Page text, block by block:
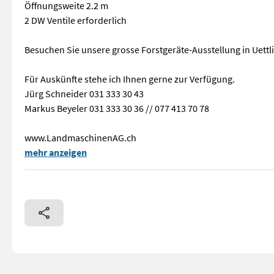
Öffnungsweite 2.2 m
2 DW Ventile erforderlich
Besuchen Sie unsere grosse Forstgeräte-Ausstellung in
Für Auskünfte stehe ich Ihnen gerne zur Verfügung.
Jürg Schneider 031 333 30 43
Markus Beyeler 031 333 30 36 // 077 413 70 78
www.LandmaschinenAG.ch
Beschreibung Rückezange Krpan KL2200 Gewicht 336 kg
mehr anzeigen